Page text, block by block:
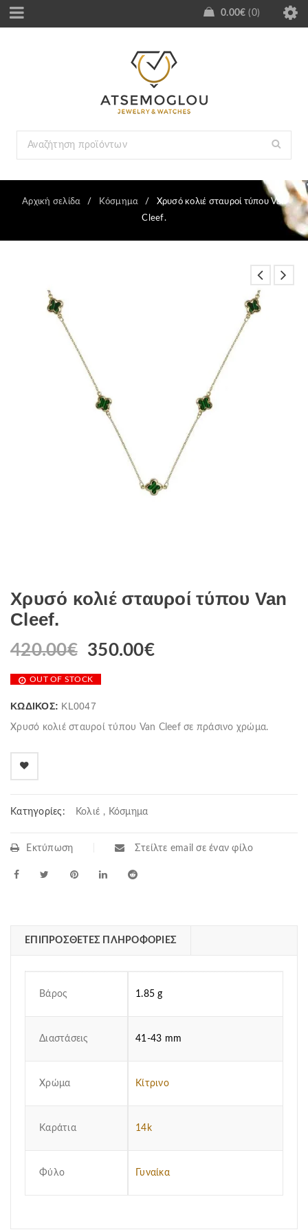
0.00€ 0
Αρχική σελίδα / Κόσμημα /
Χρυσό κολιέ σταυροί τύπου Van
Cleef.
Χρυσό κολιέ σταυροί τύπου Van
Cleef.
420.00€ 350.00€
OUT OF STOCK
ΚΩΔΙΚΌΣ: KL0047
Χρυσό κολιέ σταυροί τύπου Van Cleef σε πράσινο χρώμα.
Κατηγορίες: Κολιέ , Κόσμημα
Εκτύπωση Στείλτε email σε έναν φίλο
ΕΠΙΠΡΌΣΘΕΤΕΣ ΠΛΗΡΟΦΟΡΊΕΣ
Βάρος 1.85 g
Διαστάσεις 41-43 mm
Χρώμα Κίτρινο
Καράτια 14k
Φύλο Γυναίκα